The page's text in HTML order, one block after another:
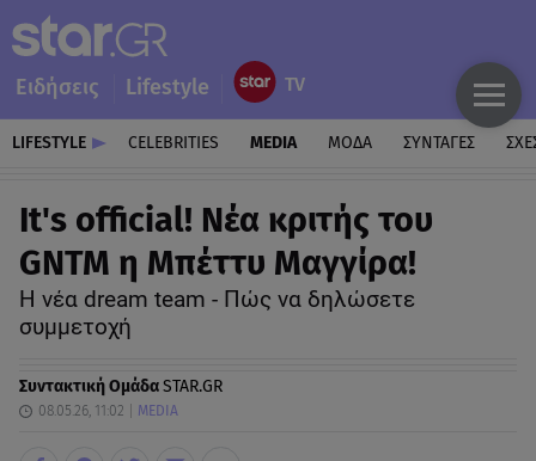
Ειδήσεις Lifestyle
LIFESTYLE CELEBRITIES MEDIA ΜΟΔΑ ΣΥΝΤΑΓΕΣ
It's official! Νέα κριτής του
GNTM η Μπέττυ Μαγγίρα!
H νέα dream team - Πώς να δηλώσετε
συμμετοχή
Συντακτική ΟμάδαSTAR.GR
08.05.26, 11:02 MEDIA